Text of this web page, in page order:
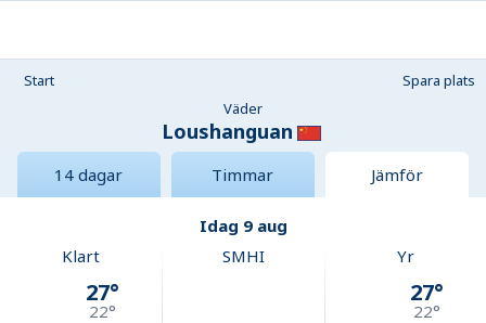
Start
Spara plats
Väder
Loushanguan
14 dagar Timmar Jämför
Idag 9 aug
Klart
27°
22°
SMHI Yr
27°
22°